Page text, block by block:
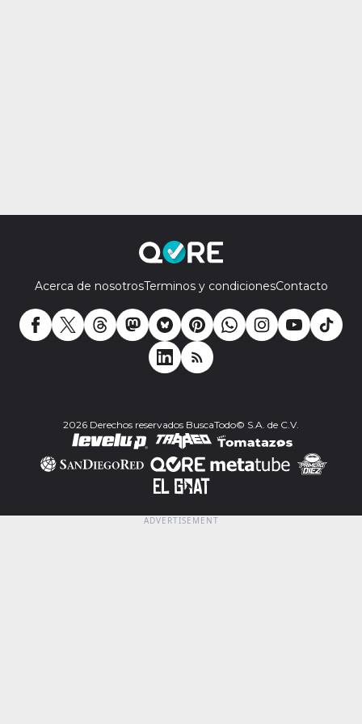
Acerca de nosotrosTerminos y condicionesContacto
2026 Derechos reservados BuscaTodo© S.A. de C.V.